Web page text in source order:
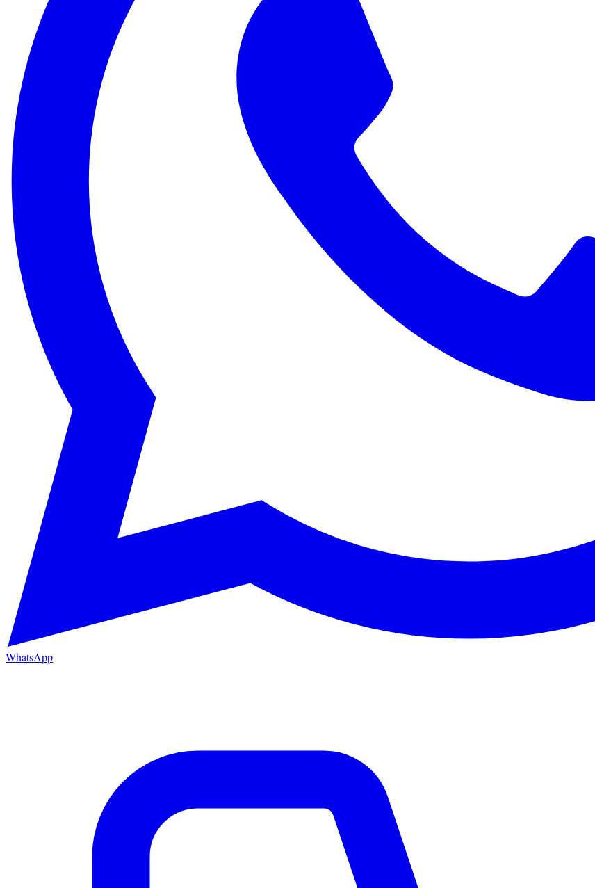
WhatsApp